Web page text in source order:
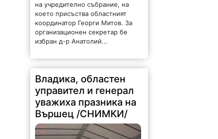
на учредително събрание, на
което присъства областният
координатор Георги Митов. За
организационен секретар бе
избран д-р Анатолий...
Владика, областен
управител и генерал
уважиха празника на
Вършец /СНИМКИ/